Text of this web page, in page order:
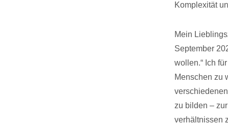
Komplexität
Mein
September
wollen.“ Ich
Menschen zu
zu bilden –
verhältnissen